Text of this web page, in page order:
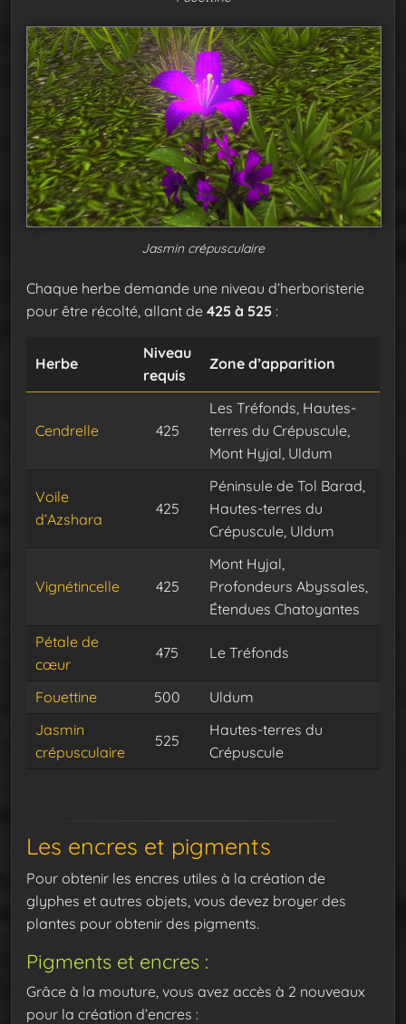
Jasmin crépusculaire
Chaque herbe demande une niveau d’herboristerie
pour être récolté, allant de 425 à 525 :
Herbe
Niveau
requis
Zone d’apparition
Cendrelle 425
Les Tréfonds, Hautes-
terres du Crépuscule,
Mont Hyjal, Uldum
Voile
d’Azshara
425
Péninsule de Tol Barad,
Hautes-terres du
Crépuscule, Uldum
Vignétincelle 425
Mont Hyjal,
Profondeurs Abyssales,
Étendues Chatoyantes
Pétale de
cœur
475 Le Tréfonds
Fouettine 500
Uldum
Jasmin
crépusculaire
525
Hautes-terres du
Crépuscule
Les encres et pigments
Pour obtenir les encres utiles à la création de
glyphes et autres objets, vous devez broyer des
plantes pour obtenir des pigments.
Pigments et encres :
Grâce à la mouture, vous avez accès à 2 nouveaux
pour la création d’encres :